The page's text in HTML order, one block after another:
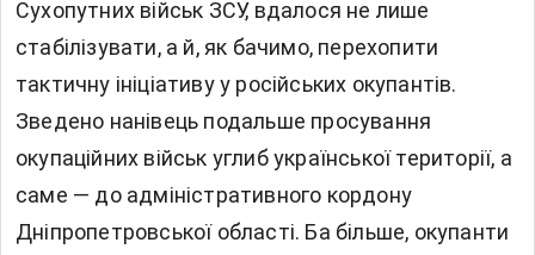
Сухопутних військ ЗСУ, вдалося не лише
стабілізувати, а й, як бачимо, перехопити
тактичну ініціативу у російських окупантів.
Зведено нанівець подальше просування
окупаційних військ углиб української території, а
саме — до адміністративного кордону
Дніпропетровської області. Ба більше, окупанти